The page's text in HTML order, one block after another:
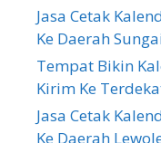
Jasa Cetak
Ke Daerah
Tempat Bikin
Kirim Ke
Jasa Cetak
Ke Daerah